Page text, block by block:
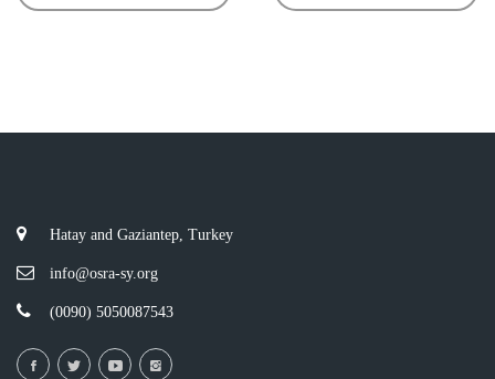
Hatay and Gaziantep, Turkey
info@osra-sy.org
(0090) 5050087543